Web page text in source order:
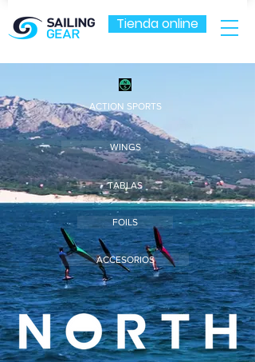
Tienda online
ACTION SPORTS
WINGS
TABLAS
FOILS
ACCESORIOS